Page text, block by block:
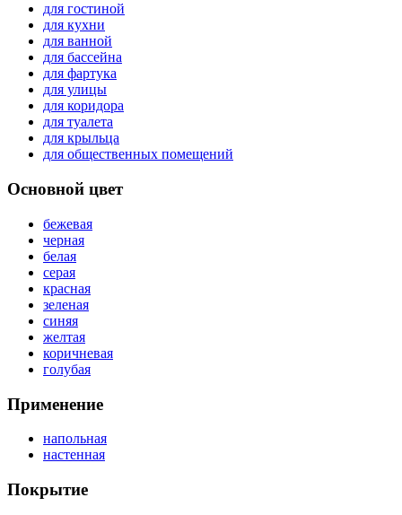
для гостиной
для кухни
для ванной
для бассейна
для фартука
для улицы
для коридора
для туалета
для крыльца
для общественных помещений
Основной цвет
бежевая
черная
белая
серая
красная
зеленая
синяя
желтая
коричневая
голубая
Применение
напольная
настенная
Покрытие